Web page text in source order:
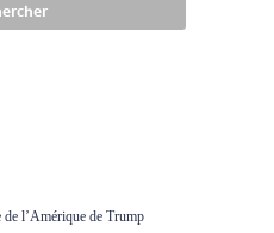
l’Amérique de Trump